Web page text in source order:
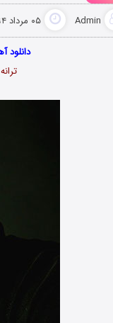
Admin ۰۵ مرداد ۱۳۹۴
دانلود